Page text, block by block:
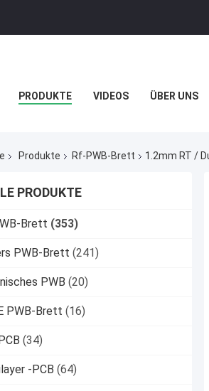
PRODUKTE VIDEOS ÜBER UNS
Produkte Rf-PWB-Brett 1.2mm RT /
PRODUKTE
Brett (353)
PWB-Brett (241)
PWB (20)
PWB-Brett (16)
(34)
-PCB (64)